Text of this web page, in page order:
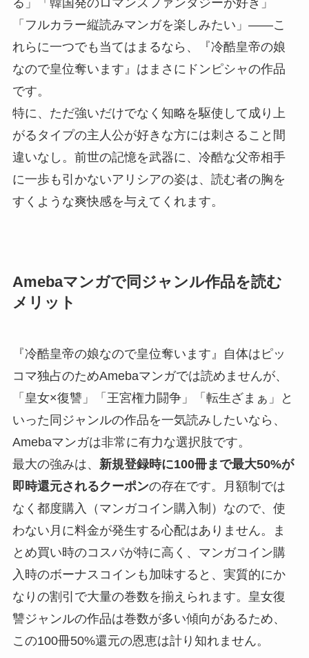
「フルカラー縦読みマンガを楽しみたい」――こ
れらに一つでも当てはまるなら、『冷酷皇帝の娘
なので皇位奪います』はまさにドンピシャの作品
です。
特に、ただ強いだけでなく知略を駆使して成り上
がるタイプの主人公が好きな方には刺さること間
違いなし。前世の記憶を武器に、冷酷な父帝相手
に一歩も引かないアリシアの姿は、読む者の胸を
すくような爽快感を与えてくれます。
Amebaマンガで同ジャンル作品を読む
メリット
『冷酷皇帝の娘なので皇位奪います』自体はピッ
コマ独占のためAmebaマンガでは読めませんが、
「皇女×復讐」「王宮権力闘争」「転生ざまぁ」と
いった同ジャンルの作品を一気読みしたいなら、
Amebaマンガは非常に有力な選択肢です。
最大の強みは、 新規登録時に100冊まで最大50%が
即時還元されるクーポンの存在です。月額制では
なく都度購入（マンガコイン購入制）なので、使
わない月に料金が発生する心配はありません。ま
とめ買い時のコスパが特に高く、マンガコイン購
入時のボーナスコインも加味すると、実質的にか
なりの割引で大量の巻数を揃えられます。皇女復
讐ジャンルの作品は巻数が多い傾向があるため、
この100冊50%還元の恩恵は計り知れません。